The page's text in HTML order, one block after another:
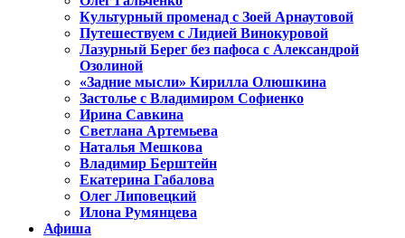
Культурный променад с Зоей Арнаутовой
Путешествуем с Лидией Винокуровой
Лазурный Берег без пафоса с Александрой
Озолиной
«Задние мысли» Кирилла Олюшкина
Застолье с Владимиром Софиенко
Ирина Савкина
Светлана Артемьева
Наталья Мешкова
Владимир Берштейн
Екатерина Габалова
Олег Липовецкий
Илона Румянцева
Афиша